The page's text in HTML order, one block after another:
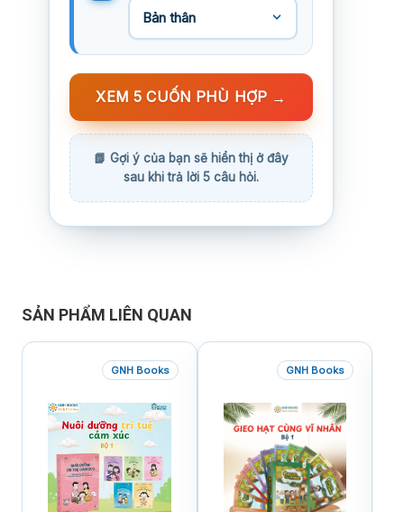
XEM 5 CUỐN PHÙ HỢP →
SẢN PHẨM LIÊN QUAN
GNH Books GNH Books